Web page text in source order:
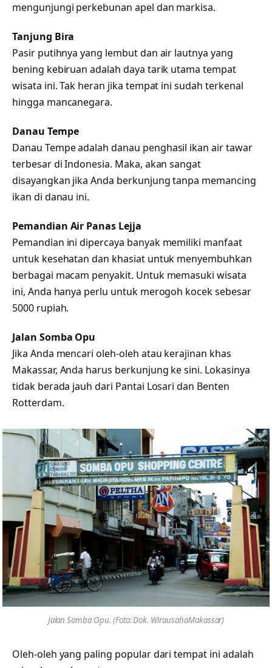
mengunjungi perkebunan apel dan markisa.
Tanjung Bira
Pasir putihnya yang lembut dan air lautnya yang
bening kebiruan adalah daya tarik utama tempat
wisata ini. Tak heran jika tempat ini sudah terkenal
hingga mancanegara.
Danau Tempe
Danau Tempe adalah danau penghasil ikan air tawar
terbesar di Indonesia. Maka, akan sangat
disayangkan jika Anda berkunjung tanpa memancing
ikan di danau ini.
Pemandian Air Panas Lejja
Pemandian ini dipercaya banyak memiliki manfaat
untuk kesehatan dan khasiat untuk menyembuhkan
berbagai macam penyakit. Untuk memasuki wisata
ini, Anda hanya perlu untuk merogoh kocek sebesar
5000 rupiah.
Jalan Somba Opu
Jika Anda mencari oleh-oleh atau kerajinan khas
Makassar, Anda harus berkunjung ke sini. Lokasinya
tidak berada jauh dari Pantai Losari dan Benten
Rotterdam.
Jalan Somba Opu. (Foto: Dok. WirausahaMakassar)
Oleh-oleh yang paling popular dari tempat ini adalah